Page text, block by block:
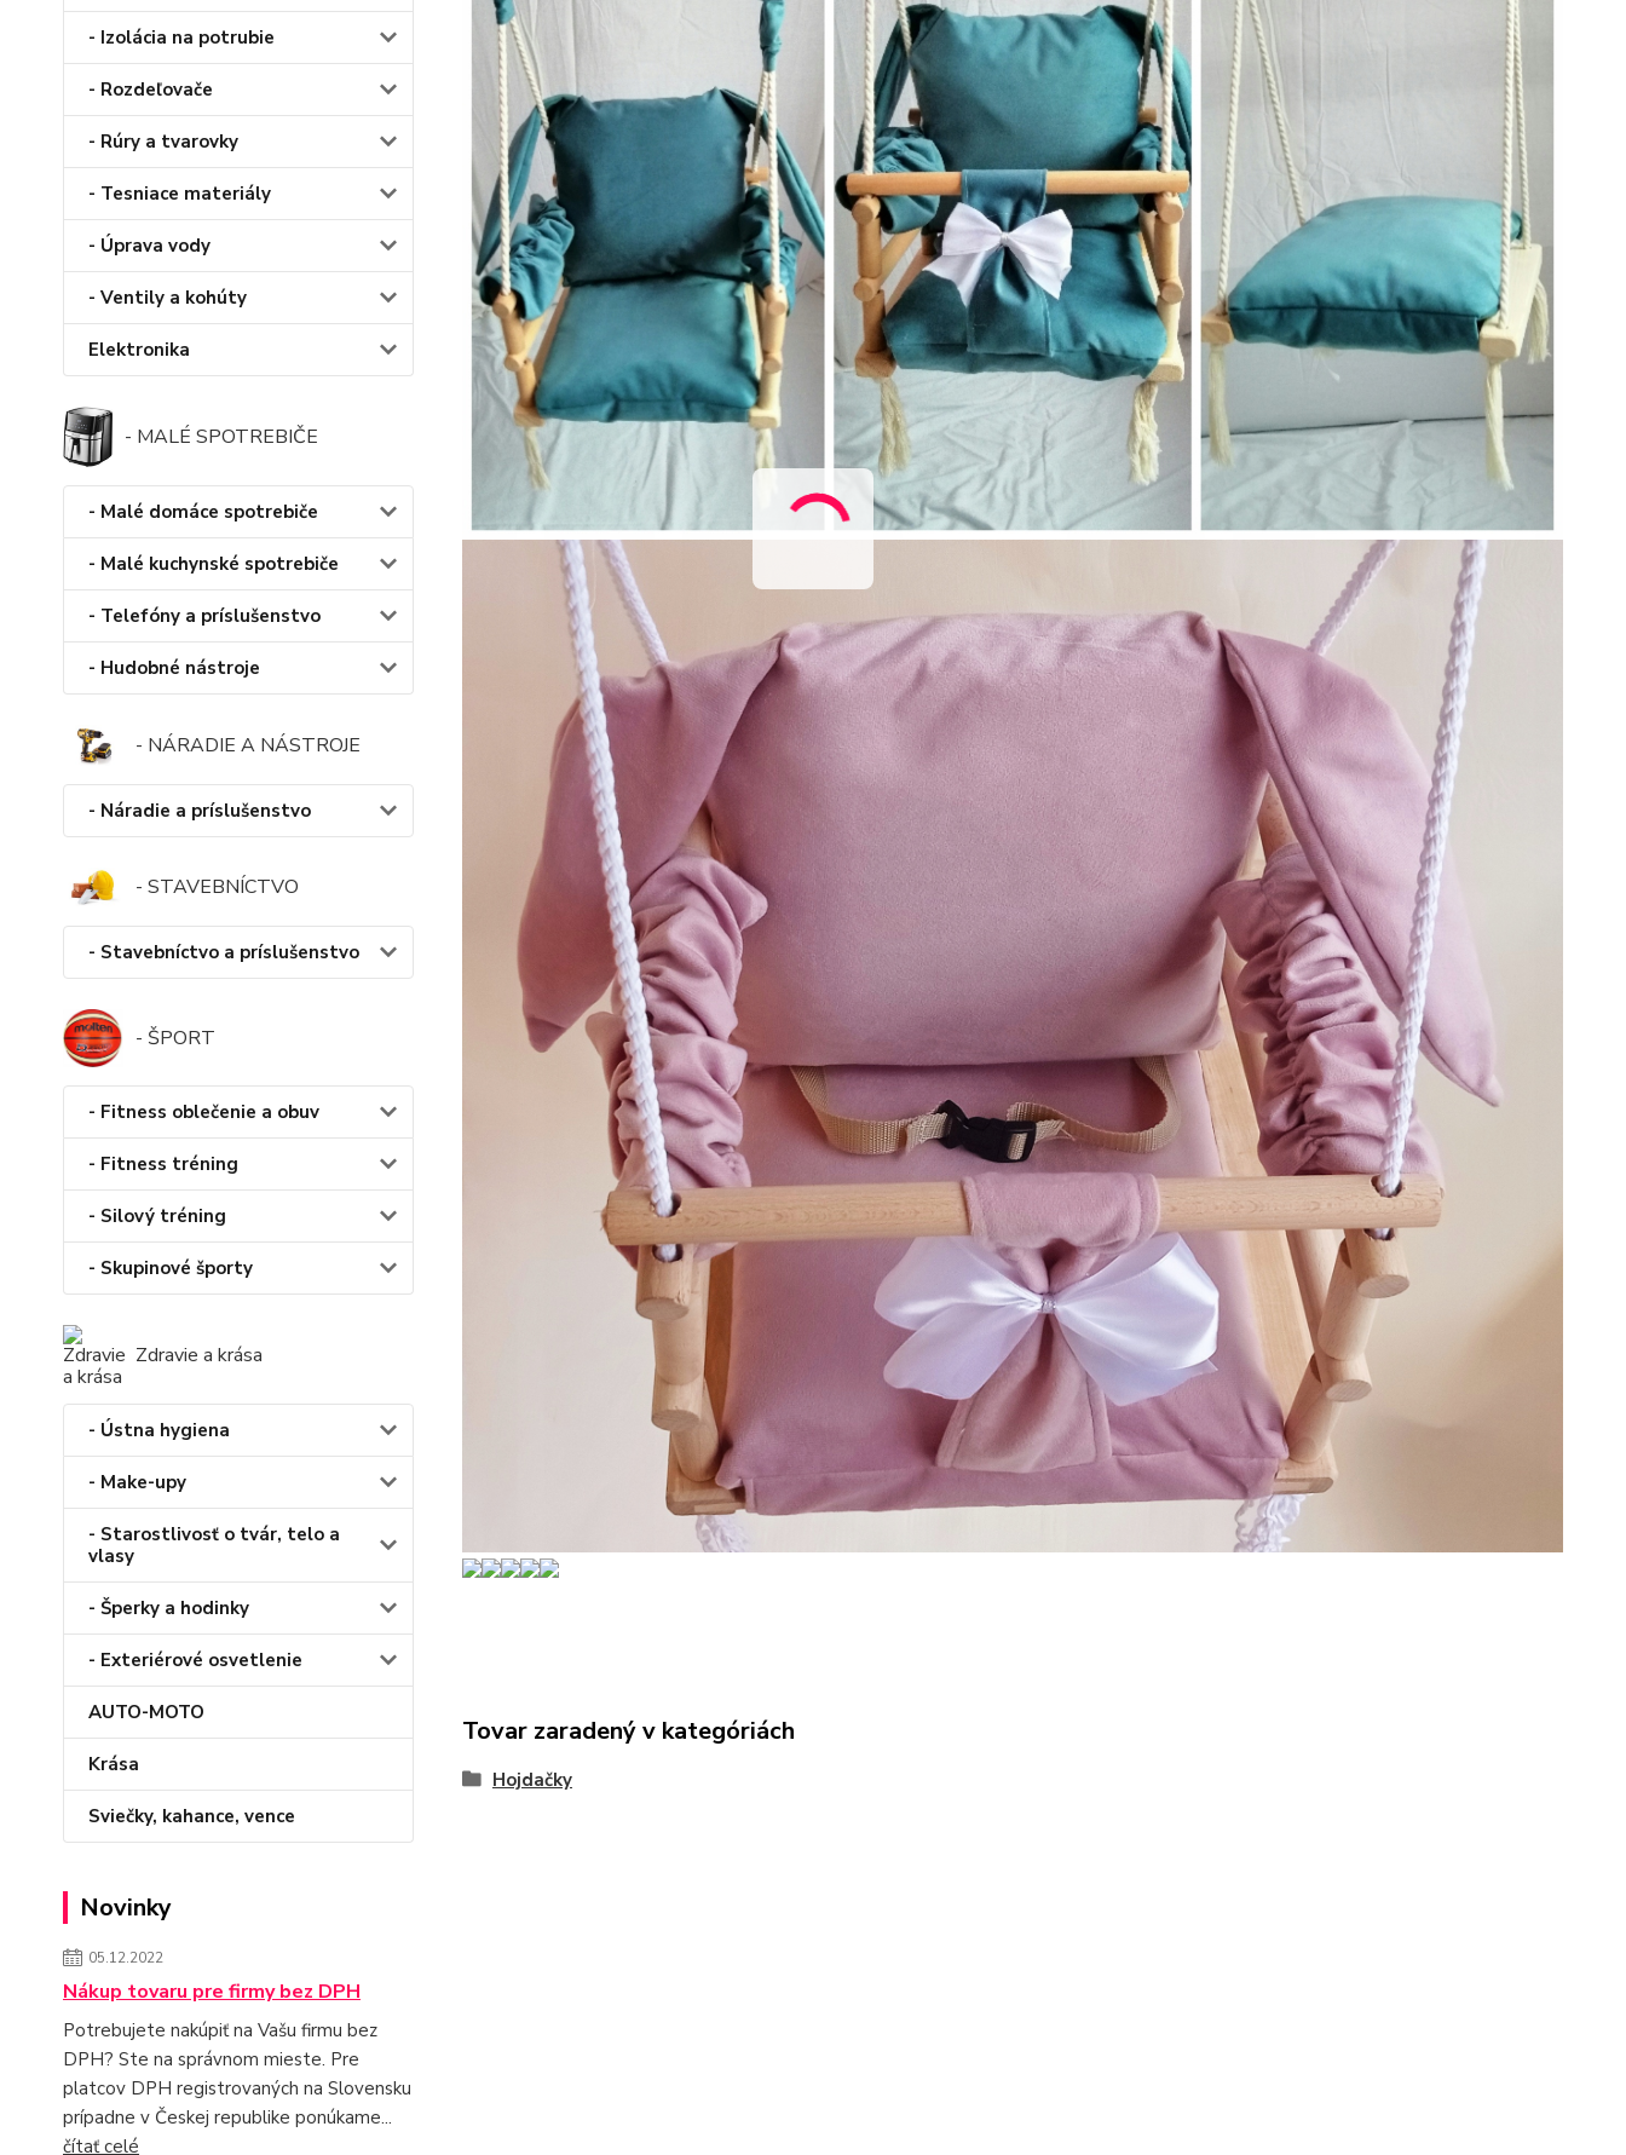
- Izolácia na potrubie
- Rozdeľovače
- Rúry a tvarovky
- Tesniace materiály
- Úprava vody
- Ventily a kohúty
Elektronika
- MALÉ SPOTREBIČE
- Malé domáce spotrebiče
- Malé kuchynské spotrebiče
- Telefóny a príslušenstvo
- Hudobné nástroje
- NÁRADIE A NÁSTROJE
- Náradie a príslušenstvo
- STAVEBNÍCTVO
- Stavebníctvo a príslušenstvo
- ŠPORT
- Fitness oblečenie a obuv
- Fitness tréning
- Silový tréning
- Skupinové športy
Zdravie a krása
- Ústna hygiena
- Make-upy
- Starostlivosť o tvár, telo a
vlasy
- Šperky a hodinky
- Exteriérové osvetlenie
AUTO-MOTO
Krása
Sviečky, kahance, vence
Novinky
05.12.2022
Nákup tovaru pre firmy bez DPH
Potrebujete nakúpiť na Vašu firmu bez
DPH? Ste na správnom mieste. Pre
platcov DPH registrovaných na Slovensku
prípadne v Českej republike ponúkame...
čítať celé
Tovar zaradený v kategóriách
Hojdačky